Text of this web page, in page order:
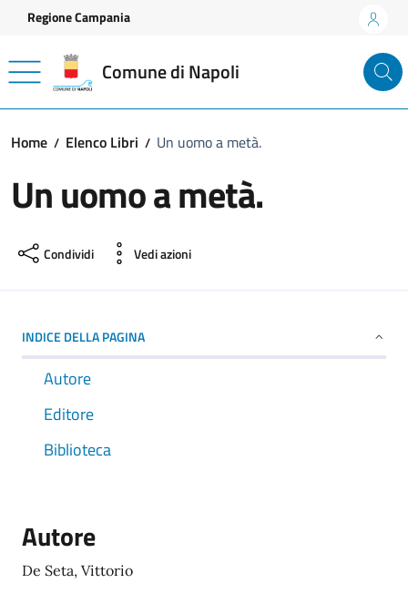
Vai ai contenuti
Vai al footer
Regione Campania
Comune di Napoli
Home Elenco Libri Un uomo a metà.
Un uomo a metà.
Condividi Vedi azioni
INDICE DELLA PAGINA
Autore
Editore
Biblioteca
Autore
De Seta, Vittorio